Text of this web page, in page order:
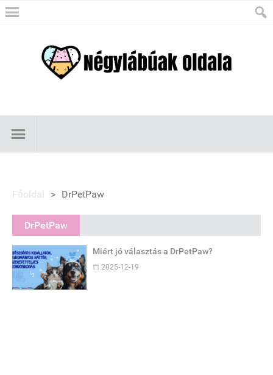
Főoldal > DrPetPaw
DrPetPaw
Miért jó választás a DrPetPaw?
2025-12-19